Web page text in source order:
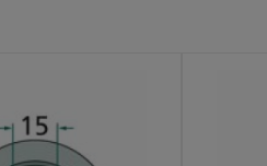
Vi erbjuder
strängläggning, inklusive
maskin, oavsett fabrikat.